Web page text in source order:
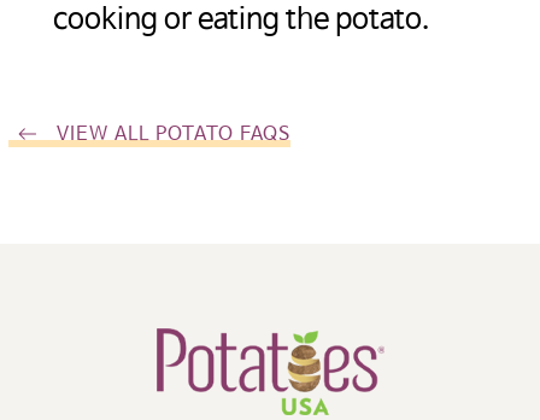
cooking or eating the potato.
VIEW ALL POTATO FAQS